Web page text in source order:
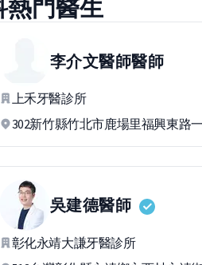
門醫生
李介文醫師醫師
上禾牙醫診所
302新竹縣竹北市鹿場里福興東路
吳建德醫師
彰化永靖大謙牙醫診所